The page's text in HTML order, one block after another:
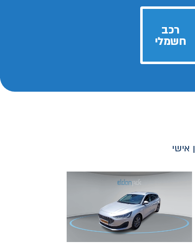
רכב
חשמלי